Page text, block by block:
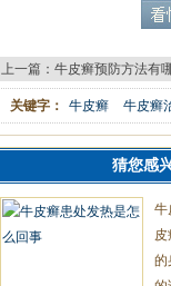
上一篇： 牛皮癣预防方法有
关键字： 牛皮癣 牛皮癣
猜您感
牛
皮
的